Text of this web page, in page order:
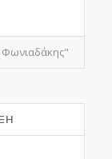
Φωνιαδάκης"